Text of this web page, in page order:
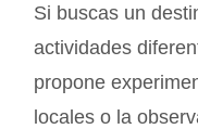
Si buscas un
actividades
propone
locales o la